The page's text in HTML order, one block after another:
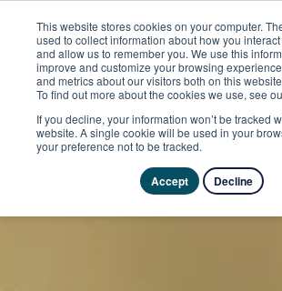
This website stores cookies on your computer.
used to collect information about how you
and allow us to remember you. We use this
improve and customize your browsing
and metrics about our visitors both on this
To find out more about the cookies we use, see
If you decline, your information won’t be tracked
website. A single cookie will be used in your
your preference not to be tracked.
Accept Decline